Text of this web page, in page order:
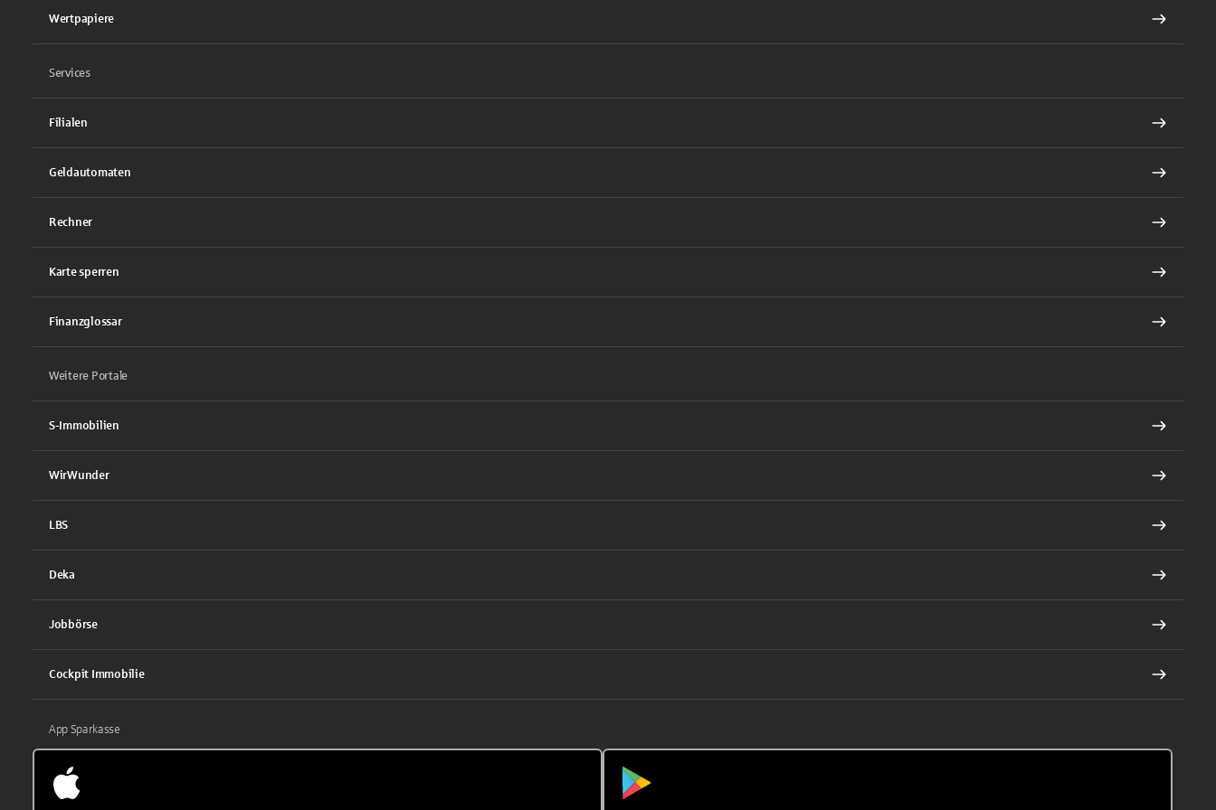
Wertpapiere
Services
Filialen
Geldautomaten
Rechner
Karte sperren
Finanzglossar
Weitere Portale
S-Immobilien
WirWunder
LBS
Deka
Jobbörse
Cockpit Immobilie
App Sparkasse